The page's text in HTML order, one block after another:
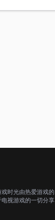
时光由热爱游戏的
视游戏的一切分享